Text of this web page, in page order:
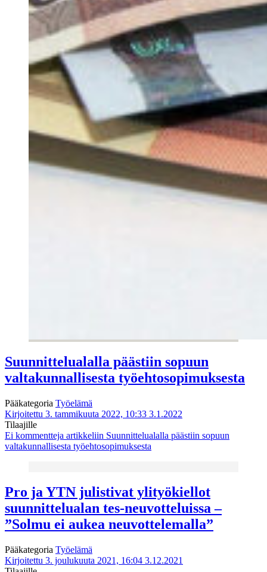
Suunnittelualalla päästiin sopuun
valtakunnallisesta työehtosopimuksesta
Pääkategoria Työelämä
Kirjoitettu 3. tammikuuta 2022, 10:33 3.1.2022
Tilaajille
Ei kommentteja artikkeliin Suunnittelualalla päästiin sopuun
valtakunnallisesta työehtosopimuksesta
Pro ja YTN julistivat ylityökiellot
suunnittelualan tes-neuvotteluissa –
”Solmu ei aukea neuvottelemalla”
Pääkategoria Työelämä
Kirjoitettu 3. joulukuuta 2021, 16:04 3.12.2021